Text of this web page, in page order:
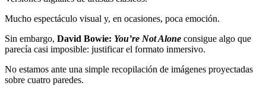
Mucho espectáculo visual y, en ocasiones, poca emoción.
Sin embargo, David Bowie: You’re Not Alone consigue algo que
parecía casi imposible: justificar el formato inmersivo.
No estamos ante una simple recopilación de imágenes proyectadas
sobre cuatro paredes.